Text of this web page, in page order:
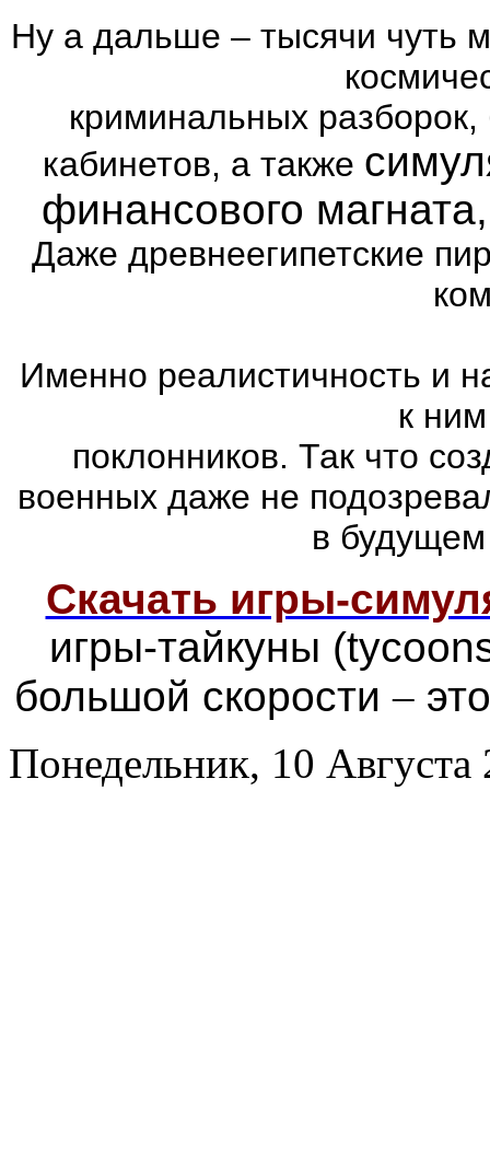
Ну а дальше – тысячи чуть
криминальных
кабинетов, а также
финансового
Даже древнеегипетские
Именно реалистичность и
к
поклонников. Так что
военных даже не
в будущем
Скачать игры-
игры-тайкуны
большой скорости–
Понедельник, 10 Августа